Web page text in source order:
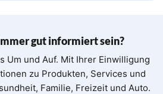
gut informiert sein?
Um und Auf. Mit Ihrer Einwilligung
zu Produkten, Services und
Familie, Freizeit und Auto.